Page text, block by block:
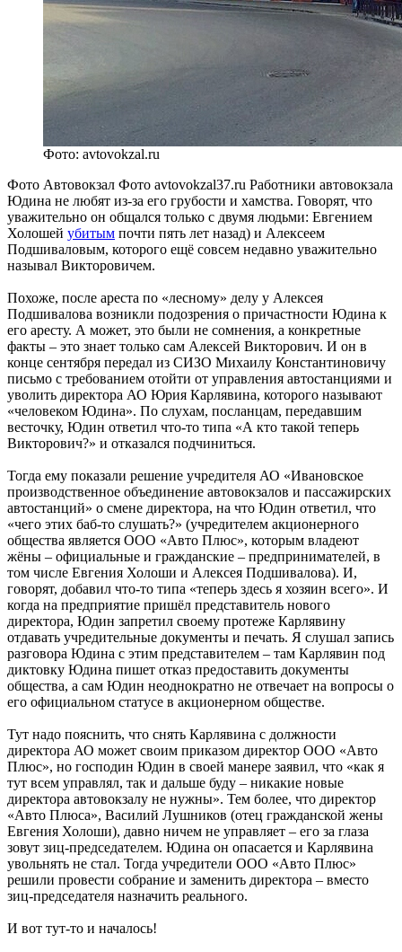
Фото: avtovokzal.ru
Фото Автовокзал Фото avtovokzal37.ru Работники автовокзала
Юдина не любят из-за его грубости и хамства. Говорят, что
уважительно он общался только с двумя людьми: Евгением
Холошей убитым почти пять лет назад) и Алексеем
Подшиваловым, которого ещё совсем недавно уважительно
называл Викторовичем.
Похоже, после ареста по «лесному» делу у Алексея
Подшивалова возникли подозрения о причастности Юдина к
его аресту. А может, это были не сомнения, а конкретные
факты – это знает только сам Алексей Викторович. И он в
конце сентября передал из СИЗО Михаилу Константиновичу
письмо с требованием отойти от управления автостанциями и
уволить директора АО Юрия Карлявина, которого называют
«человеком Юдина». По слухам, посланцам, передавшим
весточку, Юдин ответил что-то типа «А кто такой теперь
Викторович?» и отказался подчиниться.
Тогда ему показали решение учредителя АО «Ивановское
производственное объединение автовокзалов и пассажирских
автостанций» о смене директора, на что Юдин ответил, что
«чего этих баб-то слушать?» (учредителем акционерного
общества является ООО «Авто Плюс», которым владеют
жёны – официальные и гражданские – предпринимателей, в
том числе Евгения Холоши и Алексея Подшивалова). И,
говорят, добавил что-то типа «теперь здесь я хозяин всего». И
когда на предприятие пришёл представитель нового
директора, Юдин запретил своему протеже Карлявину
отдавать учредительные документы и печать. Я слушал запись
разговора Юдина с этим представителем – там Карлявин под
диктовку Юдина пишет отказ предоставить документы
общества, а сам Юдин неоднократно не отвечает на вопросы о
его официальном статусе в акционерном обществе.
Тут надо пояснить, что снять Карлявина с должности
директора АО может своим приказом директор ООО «Авто
Плюс», но господин Юдин в своей манере заявил, что «как я
тут всем управлял, так и дальше буду – никакие новые
директора автовокзалу не нужны». Тем более, что директор
«Авто Плюса», Василий Лушников (отец гражданской жены
Евгения Холоши), давно ничем не управляет – его за глаза
зовут зиц-председателем. Юдина он опасается и Карлявина
увольнять не стал. Тогда учредители ООО «Авто Плюс»
решили провести собрание и заменить директора – вместо
зиц-председателя назначить реального.
И вот тут-то и началось!